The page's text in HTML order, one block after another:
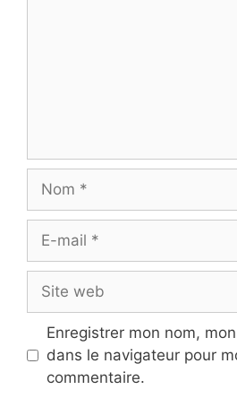
Nom
Site
web
Enregistrer mon nom,
dans le navigateur pour
commentaire.